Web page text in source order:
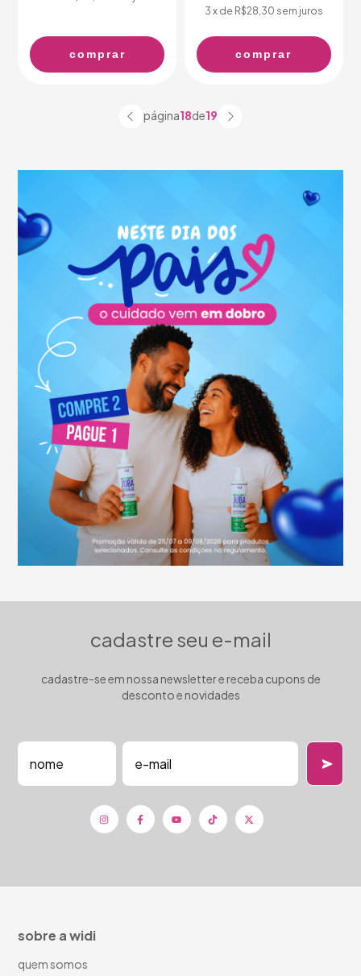
comprar
3 x de R$28,30 sem juros
comprar
página18de19
cadastre seu e-mail
cadastre-se em nossa newsletter e receba cupons de
desconto e novidades
sobre a widi
quem somos